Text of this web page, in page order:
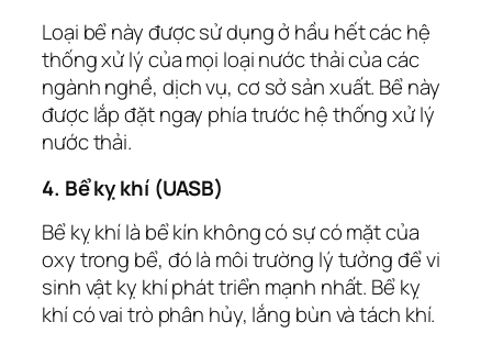
Loại bể này được sử dụng ở hầu hết các hệ
thống xử lý của mọi loại nước thải của các
ngành nghề, dịch vụ, cơ sở sản xuất. Bể này
được lắp đặt ngay phía trước hệ thống xử lý
nước thải.
4. Bể kỵ khí (UASB)
Bể kỵ khí là bể kín không có sự có mặt của
oxy trong bể, đó là môi trường lý tưởng để vi
sinh vật kỵ khí phát triển mạnh nhất. Bể kỵ
khí có vai trò phân hủy, lắng bùn và tách khí.